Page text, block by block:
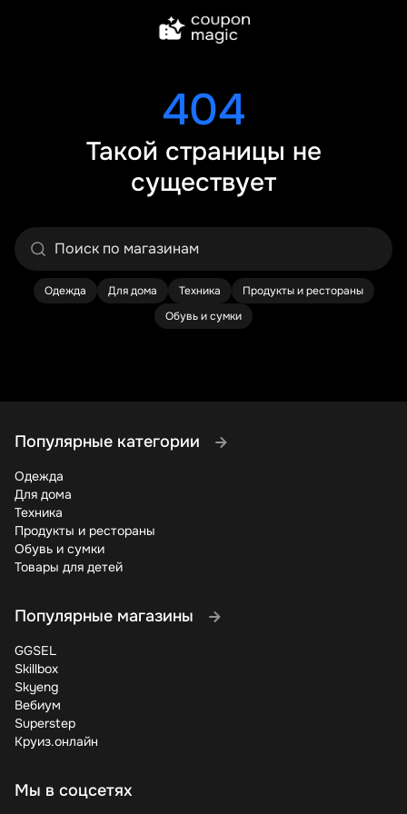
404
Такой страницы не
существует
Одежда Для дома Техника
Продукты и рестораны
Обувь и сумки
Популярные категории
Одежда
Для дома
Техника
Продукты и рестораны
Обувь и сумки
Товары для детей
Популярные магазины
GGSEL
Skillbox
Skyeng
Вебиум
Superstep
Круиз.онлайн
Мы в соцсетях